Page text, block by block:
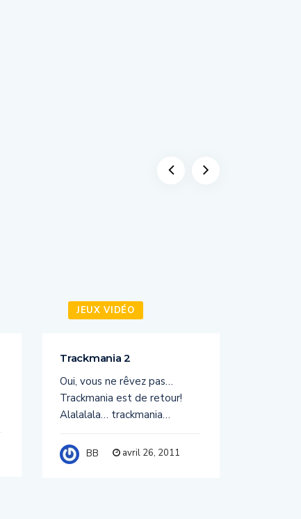
JEUX VIDÉO
Trackmania 2
Oui, vous ne rêvez pas…
Trackmania est de retour!
Alalalala… trackmania…
BB avril 26, 2011